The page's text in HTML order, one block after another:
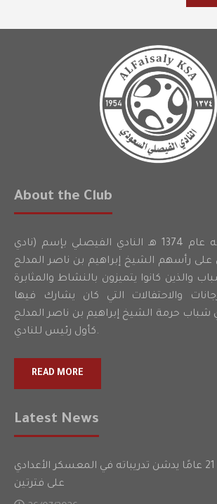
About the Club
أسس شباب حرمه عام 1374 هـ النادي الفيصلي بإسم (نادي
رأسهم الشيخ إبراهيم بن ناصر المدلج
والذين كانوا يتميزون بالنشاط والمثابرة
والاحتفالات التي كان يشارك فيها
شباب حرمة الشيخ إبراهيم بن ناصر المدلج
كأول رئيس للنادي.
READ MORE
Latest News
الفيصلي تحت 21 عامًا يدشن تدريباته في المعسكر الأعدادي
على فترتين